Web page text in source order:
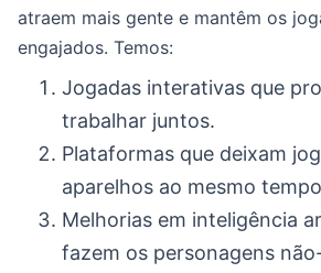
atraem mais gente e mantêm os
engajados. Temos:
Jogadas interativas que
trabalhar juntos.
Plataformas que deixam
aparelhos ao mesmo
Melhorias em inteligência
fazem os personagens